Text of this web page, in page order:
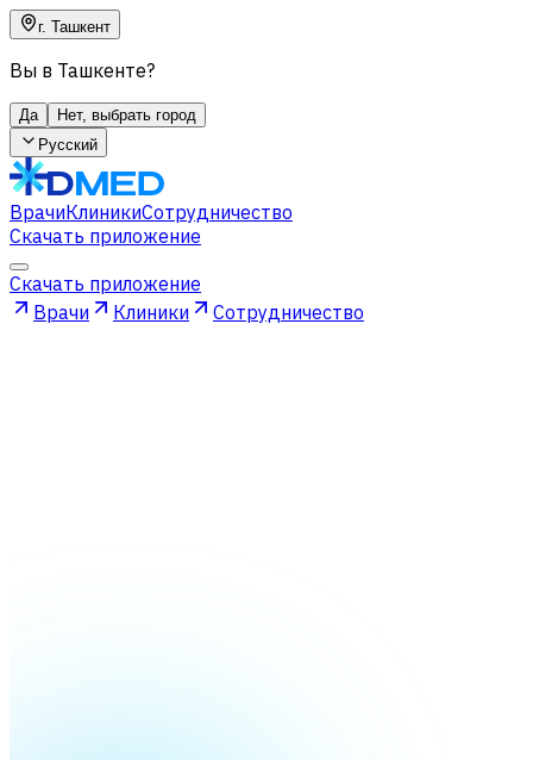
г. Ташкент
Вы в Ташкенте?
Да
Нет, выбрать город
Русский
ВрачиКлиникиСотрудничество
Скачать приложение
Скачать приложение
Врачи
Клиники Сотрудничество